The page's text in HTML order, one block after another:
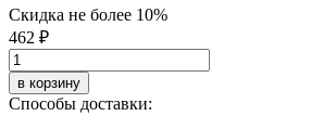
Скидка не более 10%
462 ₽
в корзину
Способы доставки: